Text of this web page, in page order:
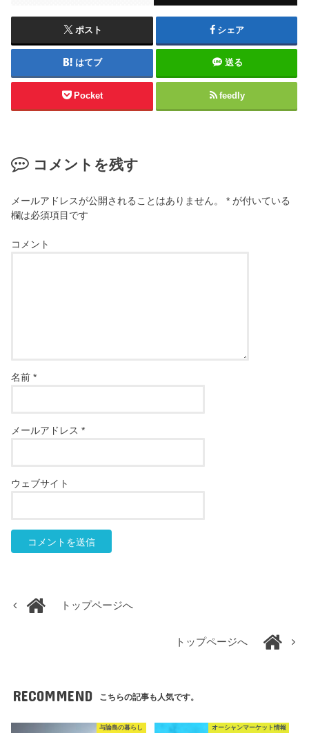
ポスト シェア
はてブ 送る
Pocket feedly
コメントを残す
メールアドレスが公開されることはありません。 * が付いている
欄は必須項目です
コメント
名前*
メールアドレス*
ウェブサイト
トップページへ
トップページへ
RECOMMEND こちらの記事も人気です。
与論島の暮らし オーシャンマーケット情報